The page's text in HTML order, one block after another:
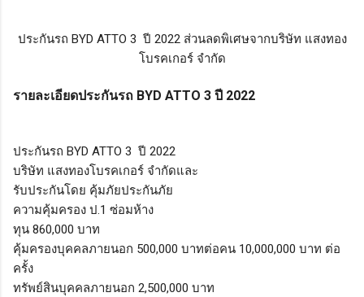
ประกันรถ BYD ATTO 3 ปี 2022 ส่วนลดพิเศษจากบริษัท แสงทอง
โบรคเกอร์ จำกัด
รายละเอียดประกันรถ BYD ATTO 3 ปี 2022
ประกันรถ BYD ATTO 3 ปี 2022
บริษัท แสงทองโบรคเกอร์ จำกัดและ
รับประกันโดย คุ้มภัยประกันภัย
ความคุ้มครอง ป.1 ซ่อมห้าง
ทุน 860,000 บาท
คุ้มครองบุคคลภายนอก 500,000 บาทต่อคน 10,000,000 บาท ต่อ
ครั้ง
ทรัพย์สินบุคคลภายนอก 2,500,000 บาท